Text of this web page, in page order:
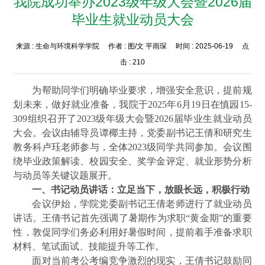
毕业生就业动员大会
来源 : 生命与环境科学学院 作者 : 图/文 平雨琛 时间 : 2025-06-19 点
击 : 210
为帮助同学们明确毕业要求，增强安全意识，提前规
划未来，做好就业准备，我院于2025年6月19日在慎园15-
309组织召开了2023级年级大会暨2026届毕业生就业动员
大会。会议由辅导员谭椰主持，党委副书记王倩和研究生
教务科卢珏老师参与，全体2023级同学共同参加。会议围
绕毕业政策解读、校园安全、奖学金评定、就业形势分析
与动员等关键议题展开。
一、书记动员讲话：立足当下，放眼长远，积极行动
会议伊始，学院党委副书记王倩老师进行了就业动员
讲话。王倩书记首先强调了暑期作为求职“黄金期”的重要
性，敦促同学们务必利用好暑假时间，提前着手准备求职
材料、笔试面试、技能提升等工作。
面对当前考公考编竞争激烈的现实，王倩书记鼓励同